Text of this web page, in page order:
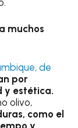
muchos
de
por
y estética.
olivo,
como el
y